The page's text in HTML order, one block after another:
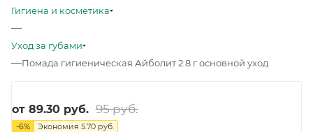
Гигиена и косметика
—
Уход за губами
—Помада гигиеническая Айболит 2.8 г основной уход
от 89.30 руб. 95 руб.
-6% Экономия 5.70 руб.